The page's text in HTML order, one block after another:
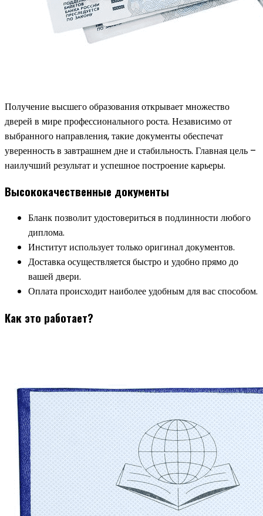
Получение высшего образования открывает множество
дверей в мире профессионального роста. Независимо от
выбранного направления, такие документы обеспечат
уверенность в завтрашнем дне и стабильность. Главная цель –
наилучший результат и успешное построение карьеры.
Высококачественные документы
Бланк позволит удостовериться в подлинности любого
диплома.
Институт использует только оригинал документов.
Доставка осуществляется быстро и удобно прямо до
вашей двери.
Оплата происходит наиболее удобным для вас способом.
Как это работает?